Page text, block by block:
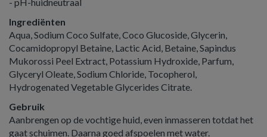
Ingrediënten
Aqua, Sodium Coco Sulfate, Coco Glucoside, Glycerin,
Cocamidopropyl Betaine, Lactic Acid, Betaine, Sapindus
Mukorossi Peel Extract, Potassium Hydroxide, Parfum,
Glyceryl Oleate, Sodium Chloride, Tocopherol,
Hydrogenated Vegetable Glycerides Citrate.
Gebruik
Aanbrengen op de vochtige huid, even inmasseren totdat het
gaat schuimen. Daarna goed afspoelen met water.